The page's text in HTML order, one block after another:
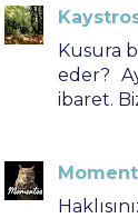
Kusura
eder?
ibaret.